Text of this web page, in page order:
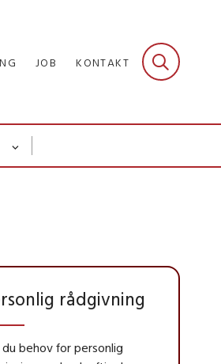
JOB KONTAKT
rådgivning
du behov for personlig